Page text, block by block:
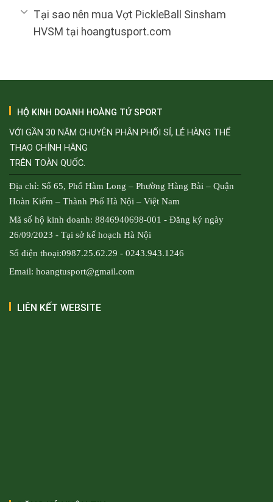
Tại sao nên mua Vợt PickleBall Sinsham
HVSM tại hoangtusport.com
HỘ KINH DOANH HOÀNG TỬ SPORT
VỚI GẦN 30 NĂM CHUYÊN PHÂN PHỐI SỈ, LẺ HÀNG THỂ
THAO CHÍNH HÃNG
TRÊN TOÀN QUỐC.
Địa chỉ: Số 65, Phố Hàm Long – Phường Hàng Bài – Quận
Hoàn Kiếm – Thành Phố Hà Nội – Việt Nam
Mã số hộ kinh doanh: 8846940698-001 - Đăng ký ngày
26/09/2023 - Tại sở kế hoạch Hà Nội
Số điện thoại:0987.25.62.29 - 0243.943.1246
Email: hoangtusport@gmail.com
LIÊN KẾT WEBSITE